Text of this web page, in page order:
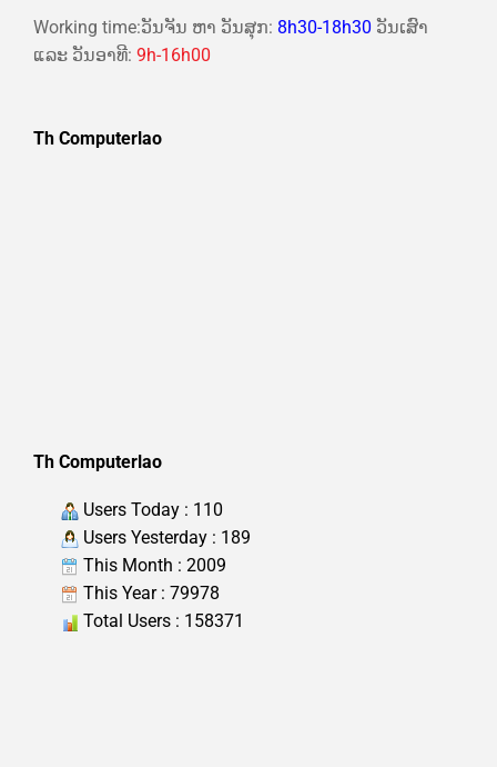
Working time:ວັນຈັນ ຫາ ວັນສຸກ: 8h30-18h30 ວັນເສົາ
ແລະ ວັນອາທີ: 9h-16h00
Th Computerlao
Th Computerlao
Users Today : 110
Users Yesterday : 189
This Month : 2009
This Year : 79978
Total Users : 158371